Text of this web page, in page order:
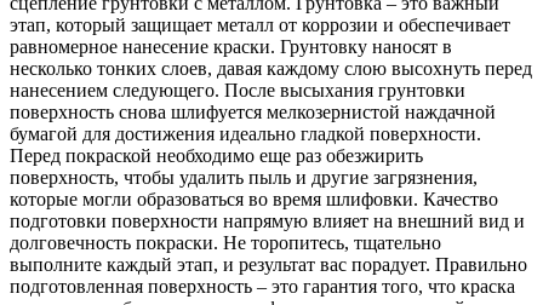
этап, который защищает металл от коррозии и обеспечивает
равномерное нанесение краски. Грунтовку наносят в
несколько тонких слоев, давая каждому слою высохнуть перед
нанесением следующего. После высыхания грунтовки
поверхность снова шлифуется мелкозернистой наждачной
бумагой для достижения идеально гладкой поверхности.
Перед покраской необходимо еще раз обезжирить
поверхность, чтобы удалить пыль и другие загрязнения,
которые могли образоваться во время шлифовки. Качество
подготовки поверхности напрямую влияет на внешний вид и
долговечность покраски. Не торопитесь, тщательно
выполните каждый этап, и результат вас порадует. Правильно
подготовленная поверхность – это гарантия того, что краска